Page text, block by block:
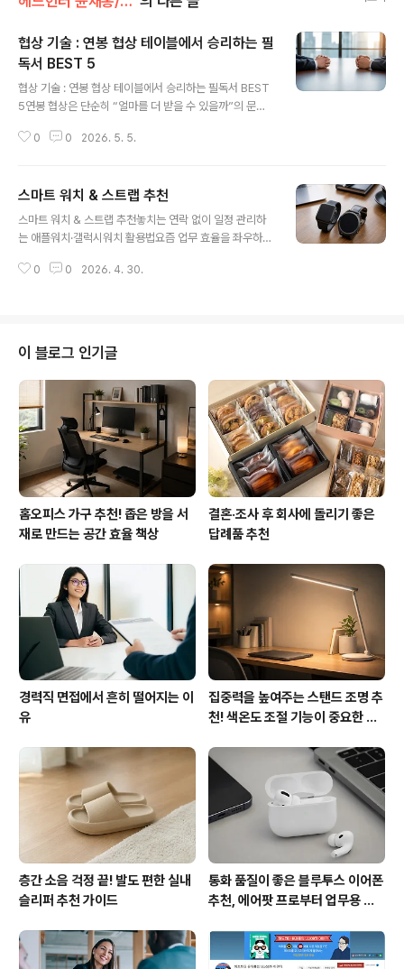
협상 기술 : 연봉 협상 테이블에서 승리하는 필
독서 BEST 5
협상 기술 : 연봉 협상 테이블에서 승리하는 필독서 BEST
5연봉 협상은 단순히 “얼마를 더 받을 수 있을까”의 문제
국 더 나은 커리어를 만들어가는 중요한 과정입니다.특히
도움이 되는 필독서 5권을 소개합니다. 📌 1. Never Split
the Difference (크리스 보스) FBI 협상가 출신 저자가
쓴 책으로, 실전 협상의 정수를 담고 있습니다. ✔ 핵심 포
벨링 같은 심리 기술“No”를 유도하는 전략👉 연봉 협상
0 0 2026. 5. 5.
스마트 워치 & 스트랩 추천
스마트 워치 & 스트랩 추천놓치는 연락 없이 일정 관리하
는 애플워치·갤럭시워치 활용법요즘 업무 효율을 좌우하는
직장인이나 외근이 잦은 분들에게는 스마트폰을 꺼내지 않
에서 최고의 호환성과 성능을 보여주며 많은 사용자들에게
사랑받고 있습니다. 스마트 워치를 써야 하는 이유1. 연락
놓칠 일이 없다회의 중이거나 이동 중에도 손목만 보면 카
톡, 문자, 전화 알림을 바로 확인할 수 있습니다.중요한 연
락을 놓치지 않는 것만으로도 업무 신뢰도가 크게 올라갑
니다.2. 일정 관리가 훨씬 편해진..
0 0 2026. 4. 30.
이 블로그 인기글
홈오피스 가구 추천! 좁은 방을 서
재로 만드는 공간 효율 책상
결혼·조사 후 회사에 돌리기 좋은
답례품 추천
경력직 면접에서 흔히 떨어지는 이
유
집중력을 높여주는 스탠드 조명 추
천! 색온도 조절 기능이 중요한 이
층간 소음 걱정 끝! 발도 편한 실내
슬리퍼 추천 가이드
통화 품질이 좋은 블루투스 이어폰
추천, 에어팟 프로부터 업무용 이